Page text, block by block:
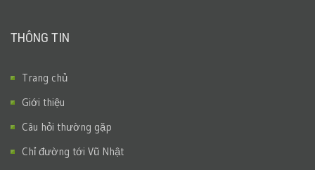
THÔNG TIN
Trang chủ
Giới thiệu
Câu hỏi thường gặp
Chỉ đường tới Vũ Nhật